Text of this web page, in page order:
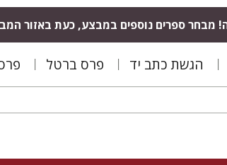
מבחר ספרים נוספים במבצע, כעת באזור
הגשת כתב יד פרס ברטל